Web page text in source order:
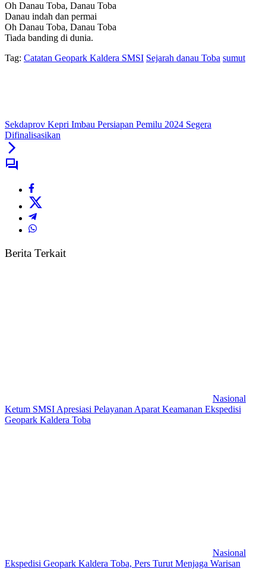
Oh Danau Toba, Danau Toba
Danau indah dan permai
Oh Danau Toba, Danau Toba
Tiada banding di dunia.
Tag: Catatan Geopark Kaldera SMSI Sejarah danau Toba sumut
Sekdaprov Kepri Imbau Persiapan Pemilu 2024 Segera
Difinalisasikan
Berita Terkait
Nasional
Ketum SMSI Apresiasi Pelayanan Aparat Keamanan Ekspedisi
Geopark Kaldera Toba
Nasional
Ekspedisi Geopark Kaldera Toba, Pers Turut Menjaga Warisan